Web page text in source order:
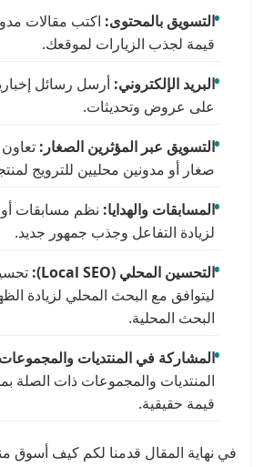
التسويق بالمحتوى: اكتب مقالات
قيمة لجذب الزيارات لموقعك.
البريد الإلكتروني: أرسل رسائل
على عروض وتحديثات.
التسويق عبر المؤثرين الصغار:
صغار أو مدونين محليين للترويج
المسابقات والهدايا: نظم مسابقات أو
لزيادة التفاعل وجذب جمهور جديد.
التحسين المحلي (Local SEO
):
ليتوافق مع البحث المحلي لزيادة
البحث المحلية.
المشاركة في المنتديات
المنتديات والمجموعات ذات الصلة
قيمة حقيقية.
في نهاية المقال قدمنا لكم كيف أسوق